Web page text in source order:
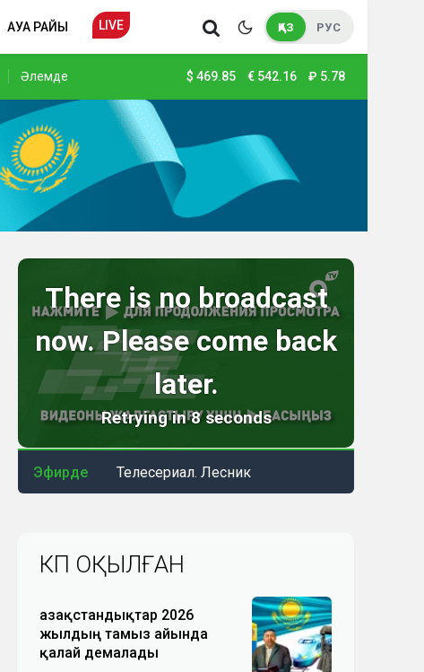
АУА РАЙЫ LIVE ҚАЗ РУС
Әлемде $ 469.85 € 542.16 ₽ 5.78
Эфирде Телесериал. Лесник
КӨП ОҚЫЛҒАН
Қазақстандықтар 2026
жылдың тамыз айында
қалай демалады